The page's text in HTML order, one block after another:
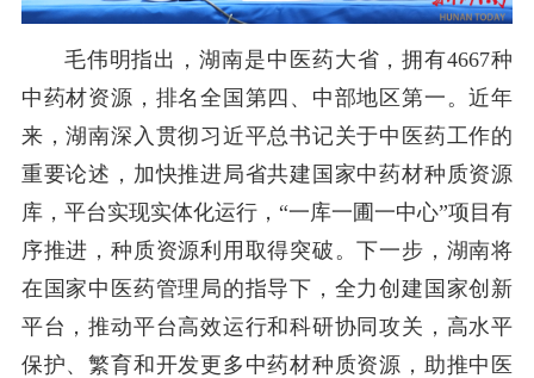
毛伟明指出，湖南是中医药大省，拥有4667种
中药材资源 ， 排名全国第四、中部地区第一。近年
来，湖南深入贯彻习近平总书记关于中医药工作的
重要论述，加快推进局省共建国家中药材种质资源
库，平台实现实体化运行， “一库一圃一中心”项目有
序推进，种质资源利用取得突破。下一步，湖南将
在国家中医药管理局的指导下，全力创建国家创新
平台，推动平台高效运行和科研协同攻关，高水平
保护、繁育和开发更多中药材种质资源，助推中医